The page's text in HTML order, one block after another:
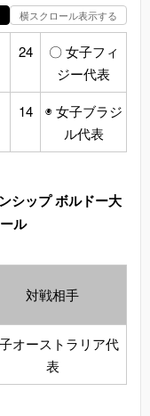
横スクロール表示する
24
〇 女子フィ
ジー代表
14
◉ 女子ブラジ
ル代表
シップ ボルドー大
ル
対戦相手
オーストラリア代
表